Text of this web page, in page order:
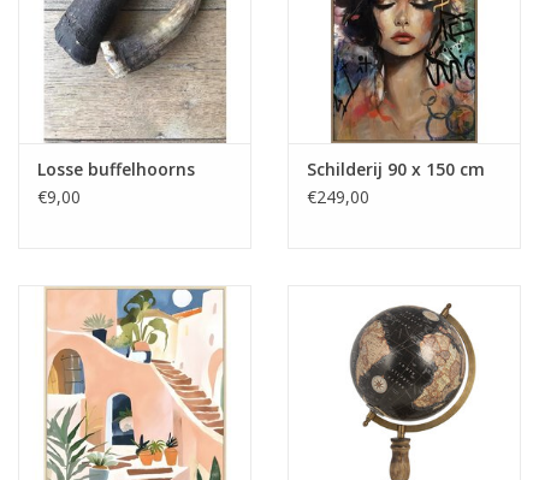
Losse buffelhoorns
€9,00
Schilderij 90 x 150 cm
€249,00